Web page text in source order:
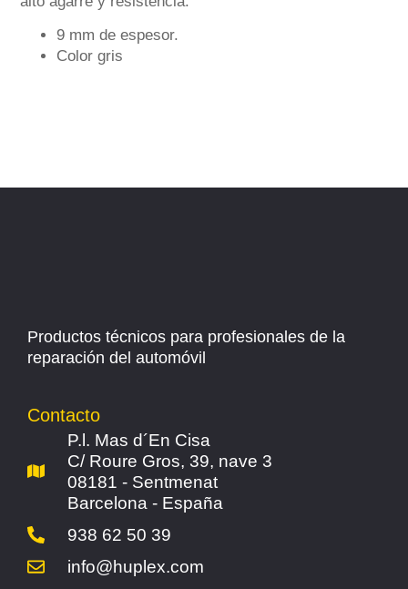
9 mm de espesor.
Color gris
Productos técnicos para profesionales de la
reparación del automóvil
Contacto
P.l. Mas d´En Cisa
C/ Roure Gros, 39, nave 3
08181 - Sentmenat
Barcelona - España
938 62 50 39
info@huplex.com